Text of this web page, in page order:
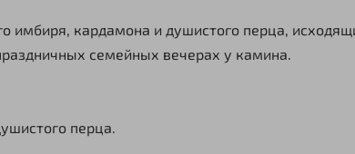
кардамона и душистого перца,
семейных вечерах у камина.
перца.